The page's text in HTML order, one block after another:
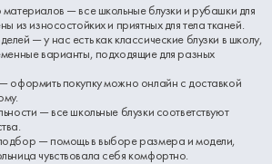
материалов — все школьные блузки и рубашки для
из износостойких и приятных для тела тканей.
— у нас есть как классические блузки в школу,
варианты, подходящие для разных
оформить покупку можно онлайн с доставкой
— все школьные блузки соответствуют
— помощь в выборе размера и модели,
чувствовала себя комфортно.